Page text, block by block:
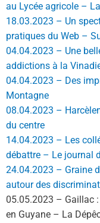
au Lycée agricole –
18.03.2023 – Un
pratiques du Web –
04.04.2023 – Une
addictions à la
04.04.2023 – Des
Montagne
08.04.2023 –
du centre
14.04.2023 – Les
débattre – Le journal
24.04.2023 – Graine
autour des
05.05.2023 – Gaillac
en Guyane – La